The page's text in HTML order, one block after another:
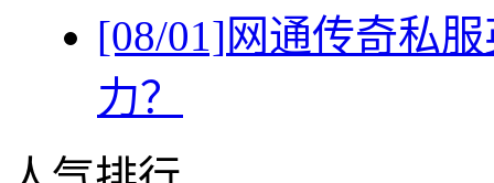
[08/01]网通传奇私
力？